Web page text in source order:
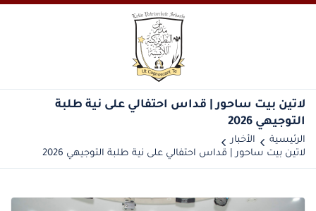
‎لاتين بيت ساحور | قداس احتفالي على نية طلبة
التوجيهي 2026
الرئيسية
الأخبار